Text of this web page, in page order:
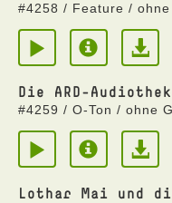
#4258 / Feature /
Die ARD-Audiothek
#4259 / O-Ton / ohne
Lothar Mai und